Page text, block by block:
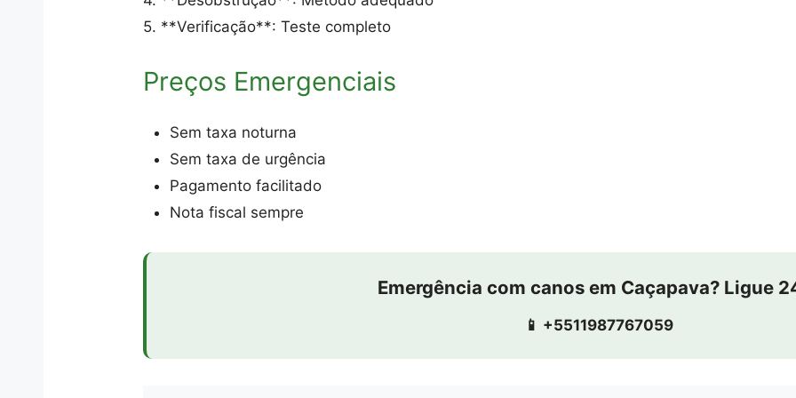
5. **Verificação**: Teste completo
Preços Emergenciais
Sem taxa noturna
Sem taxa de urgência
Pagamento facilitado
Nota fiscal sempre
Emergência com canos em Caçapava? Ligue
📱 +5511987767059